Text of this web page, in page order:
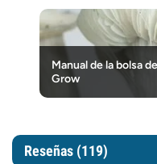
Manual de la bolsa
Grow
Reseñas (119)